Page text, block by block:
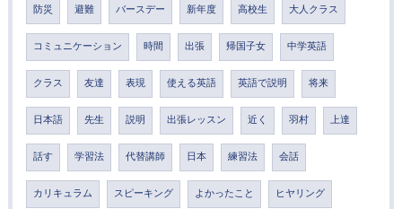
防災 避難 バースデー 新年度 高校生 大人クラス
コミュニケーション 時間 出張 帰国子女 中学英語
クラス 友達 表現 使える英語 英語で説明 将来
日本語 先生 説明 出張レッスン 近く 羽村 上達
話す 学習法 代替講師 日本 練習法 会話
カリキュラム スピーキング よかったこと ヒヤリング